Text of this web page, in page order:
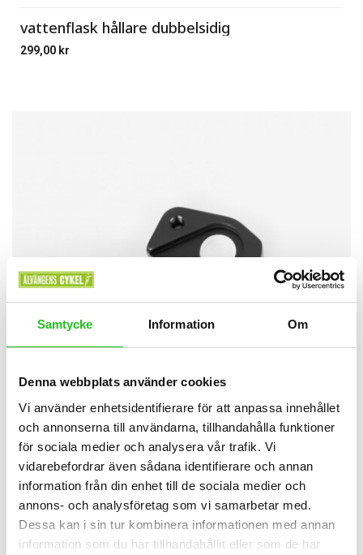
Samtycke Information Om
Denna webbplats använder cookies
Vi använder enhetsidentifierare för att anpassa innehållet
och annonserna till användarna, tillhandahålla funktioner
för sociala medier och analysera vår trafik. Vi
vidarebefordrar även sådana identifierare och annan
information från din enhet till de sociala medier och
annons- och analysföretag som vi samarbetar med.
Dessa kan i sin tur kombinera informationen med annan
information som du har tillhandahållit eller som de har
vattenflask hållare dubbelsidig
299,00 kr
Cykeltillbehör
växelöra oiz
299,00 kr